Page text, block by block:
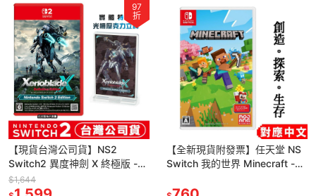
97
折
【現貨台灣公司貨】NS2
Switch2 異度神劍 X 終極版 -中
文版 [夢遊館] Xenoblade
$1,644
【全新現貨附發票】任天堂 NS
Switch 我的世界 Minecraft -日
塊